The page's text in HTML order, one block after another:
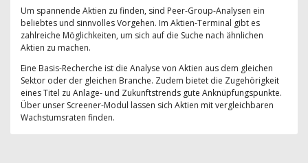
Um spannende Aktien zu finden, sind Peer-Group-Analysen ein
beliebtes und sinnvolles Vorgehen. Im Aktien-Terminal gibt es
zahlreiche Möglichkeiten, um sich auf die Suche nach ähnlichen
Aktien zu machen.
Eine Basis-Recherche ist die Analyse von Aktien aus dem gleichen
Sektor oder der gleichen Branche. Zudem bietet die Zugehörigkeit
eines Titel zu Anlage- und Zukunftstrends gute Anknüpfungspunkte.
Über unser Screener-Modul lassen sich Aktien mit vergleichbaren
Wachstumsraten finden.